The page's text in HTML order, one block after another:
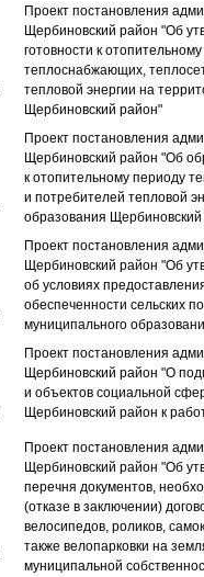
Проект постановления
Щербиновский район​ "Об
готовности к
теплоснабжающих,
тепловой энергии на
Щербиновский район"
Проект постановления
Щербиновский район​ "Об
к отопительному периоду
и потребителей тепловой
образования
Проект постановления
Щербиновский район​ "Об
об условиях
обеспеченности сельских
муниципального
Проект постановления
Щербиновский район​ "О
и объектов социальной
Щербиновский район к
Проект постановления
Щербиновский район​ "Об
перечня документов,
(отказе в заключении)
велосипедов, роликов,
также велопарковки на
муниципальной